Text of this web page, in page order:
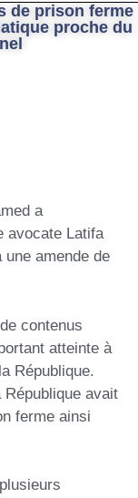
de prison ferme
proche du
a
avocate Latifa
amende de
contenus
atteinte à
République.
République avait
ferme ainsi